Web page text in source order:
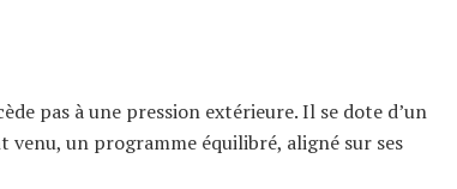
pas à une pression extérieure. Il se dote d’un
un programme équilibré, aligné sur ses